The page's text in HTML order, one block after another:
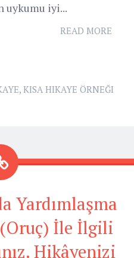
uykumu iyi...
READ MORE
, KISA HIKAYE ÖRNEĞI
Yardımlaşma
(Oruç) İle İlgili
Hikâyenizi